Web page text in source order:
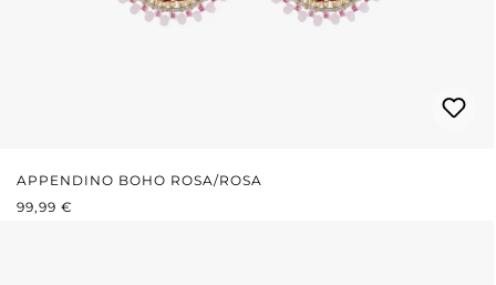
APPENDINO BOHO ROSA/ROSA
PREZZO NORMALE:
99,99 €